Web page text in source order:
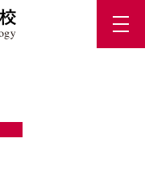
お知らせ ―